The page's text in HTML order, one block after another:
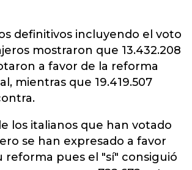
definitivos incluyendo el voto
mostraron que 13.432.208
a favor de la reforma
mientras que 19.419.507
los italianos que han votado
se han expresado a favor
reforma pues el "sí" consiguió